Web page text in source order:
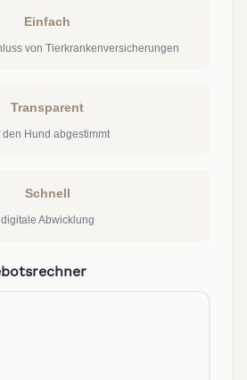
Einfach
von Tierkrankenversicherungen
Transparent
den Hund abgestimmt
Schnell
digitale Abwicklung